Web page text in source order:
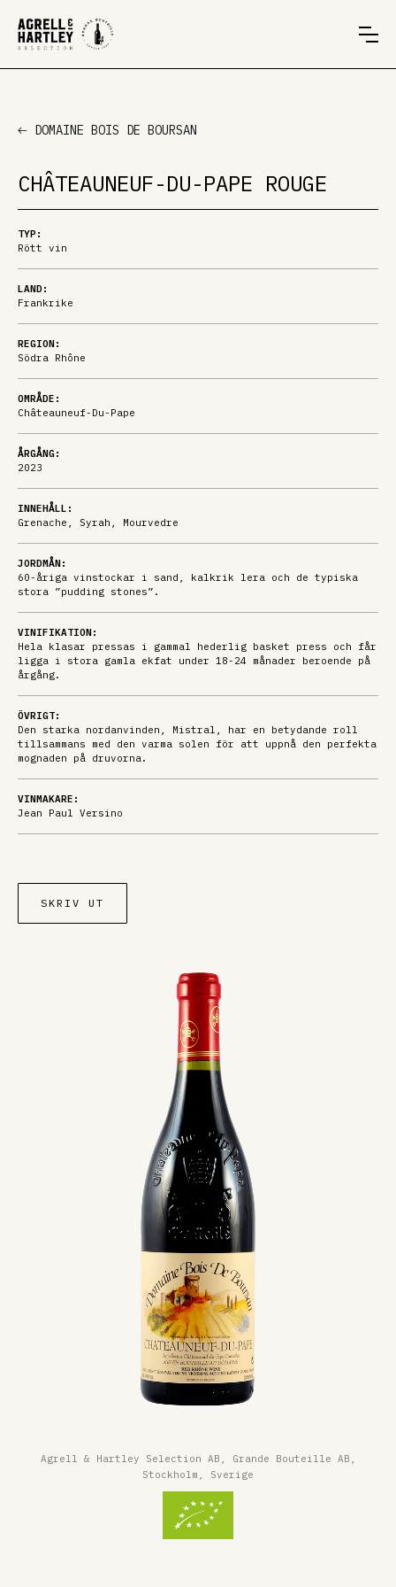
DOMAINE BOIS DE BOURSAN
CHÂTEAUNEUF-DU-PAPE ROUGE
TYP:
Rött vin
LAND:
Frankrike
REGION:
Södra Rhône
OMRÅDE:
Châteauneuf-Du-Pape
ÅRGÅNG:
2023
INNEHÅLL:
Grenache, Syrah, Mourvedre
JORDMÅN:
60-åriga vinstockar i sand, kalkrik lera och de typiska
stora ”pudding stones”.
VINIFIKATION:
Hela klasar pressas i gammal hederlig basket press och får
ligga i stora gamla ekfat under 18-24 månader beroende på
årgång.
ÖVRIGT:
Den starka nordanvinden, Mistral, har en betydande roll
tillsammans med den varma solen för att uppnå den perfekta
mognaden på druvorna.
VINMAKARE:
Jean Paul Versino
SKRIV UT
Agrell & Hartley Selection AB, Grande Bouteille AB,
Stockholm, Sverige